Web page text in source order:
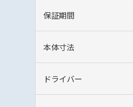
保証期間
本体寸法
ドライバー